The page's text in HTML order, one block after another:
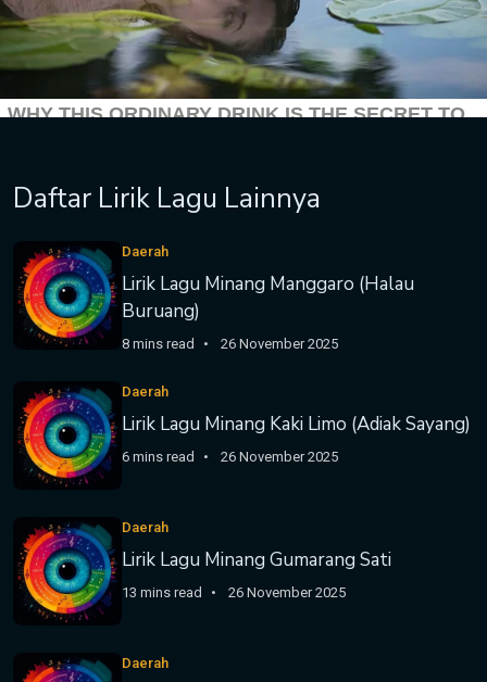
Daftar Lirik Lagu Lainnya
Daerah
Lirik Lagu Minang Manggaro (Halau
Buruang)
8 mins read 26 November 2025
Daerah
Lirik Lagu Minang Kaki Limo (Adiak Sayang)
6 mins read 26 November 2025
Daerah
Lirik Lagu Minang Gumarang Sati
13 mins read 26 November 2025
Daerah